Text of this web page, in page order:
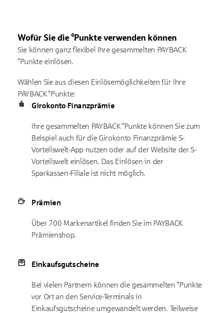
Wofür Sie die °Punkte verwenden können
Sie können ganz flexibel Ihre gesammelten PAYBACK
°Punkte einlösen.
Wählen Sie aus diesen Einlösemöglichkeiten für Ihre
PAYBACK °Punkte:
Girokonto Finanzprämie
Ihre gesammelten PAYBACK °Punkte können Sie zum
Beispiel auch für die Girokonto Finanzprämie S-
Vorteilswelt-App nutzen oder auf der Website der S-
Vorteilswelt einlösen. Das Einlösen in der
Sparkassen-Filiale ist nicht möglich.
Prämien
Über 700 Markenartikel finden Sie im PAYBACK
Prämienshop.
Einkaufsgutscheine
Bei vielen Partnern können die gesammelten °Punkte
vor Ort an den Service-Terminals in
Einkaufsgutscheine umgewandelt werden. Teilweise